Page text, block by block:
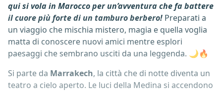
qui si vola in Marocco per un’avventura che fa battere
il cuore più forte di un tamburo berbero! Preparati a
un viaggio che mischia mistero, magia e quella voglia
matta di conoscere nuovi amici mentre esplori
paesaggi che sembrano usciti da una leggenda. 🌙🔥
Si parte da Marrakech, la città che di notte diventa un
teatro a cielo aperto. Le luci della Medina si accendono